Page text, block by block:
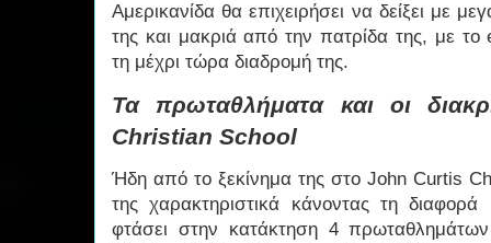
Αμερικανίδα θα επιχειρήσει να δείξει με
της και μακριά από την πατρίδα της, με
τη μέχρι τώρα διαδρομή της.
Τα πρωταθλήματα και οι
Christian School
Ήδη από το ξεκίνημα της στο John Curtis
της χαρακτηριστικά κάνοντας τη
φτάσει στην κατάκτηση 4